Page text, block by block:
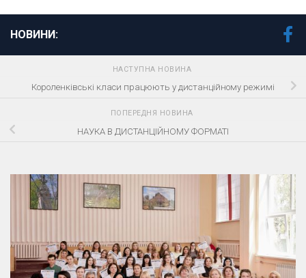
НОВИНИ:
НАСТУПНА НОВИНА
Короленківські класи працюють у дистанційному режимі
ПОПЕРЕДНЯ НОВИНА
НАУКА В ДИСТАНЦІЙНОМУ ФОРМАТІ